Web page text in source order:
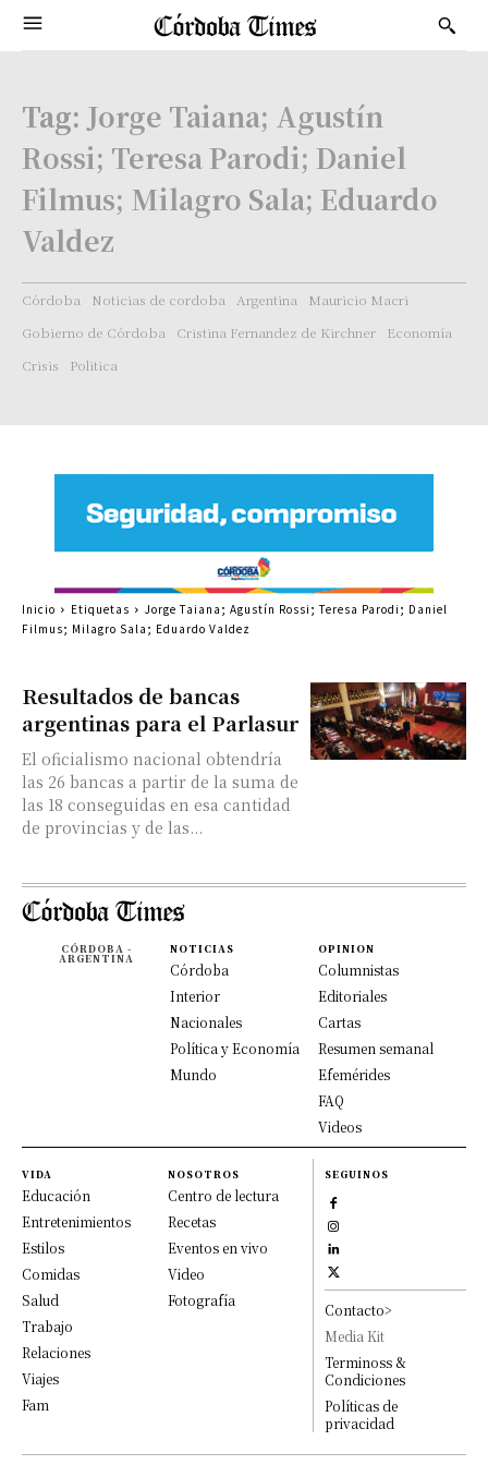
Tag: Jorge Taiana; Agustín
Rossi; Teresa Parodi; Daniel
Filmus; Milagro Sala; Eduardo
Valdez
Córdoba Noticias de cordoba Argentina
Mauricio Macri
Gobierno de Córdoba
Cristina Fernandez de Kirchner
Economía
Crisis
Politica
Resultados de bancas
argentinas para el Parlasur
El oficialismo nacional obtendría
las 26 bancas a partir de la suma de
las 18 conseguidas en esa cantidad
de provincias y de las...
Inicio Etiquetas
Jorge Taiana; Agustín Rossi; Teresa Parodi; Daniel
Filmus; Milagro Sala; Eduardo Valdez
CÓRDOBA -
ARGENTINA
NOTICIAS
Córdoba
Interior
Nacionales
Política y Economía
Mundo
OPINION
Columnistas
Editoriales
Cartas
Resumen semanal
Efemérides
FAQ
Videos
VIDA
Educación
Entretenimientos
Estilos
Comidas
Salud
Trabajo
Relaciones
Viajes
Fam
NOSOTROS
Centro de lectura
Recetas
Eventos en vivo
Video
Fotografía
SEGUINOS
Contacto>
Media Kit
Terminoss &
Condiciones
Políticas de
privacidad